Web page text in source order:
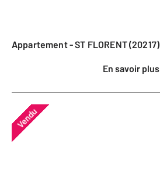
Appartement - ST FLORENT (20217)
En savoir plus
Vendu